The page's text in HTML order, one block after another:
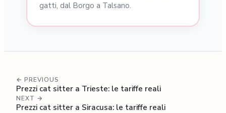
gatti, dal Borgo a Talsano.
← PREVIOUS
Prezzi cat sitter a Trieste: le tariffe reali
NEXT →
Prezzi cat sitter a Siracusa: le tariffe reali